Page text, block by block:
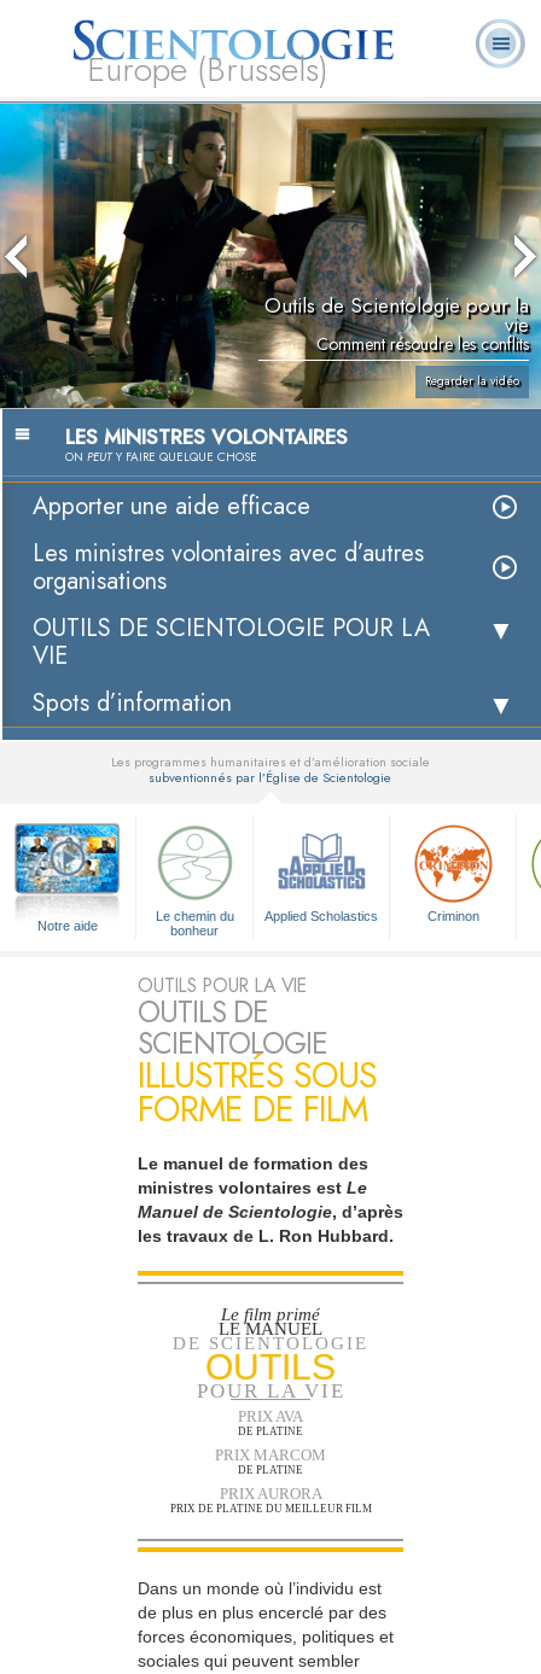
Europe (Brussels)
notre
sujet
L. Ron Hubbard
Qu’est-ce que la
Scientologie ?
Ministres
volontaires
Foire aux
questions
Livres
Outils de Scientologie pour la
vie
Comment résoudre les conflits
Regarder la vidéo
LES MINISTRES VOLONTAIRES
ON PEUTY FAIRE QUELQUE CHOSE
Apporter une aide efficace
Les ministres volontaires avec d’autres
organisations
OUTILS DE SCIENTOLOGIE POUR LA
VIE
Spots d’information
Les programmes humanitaires et d’amélioration sociale
subventionnés par l’Église de Scientologie
Notre aide
Le chemin du
bonheur
Applied Scholastics Criminon
OUTILS POUR LA VIE
OUTILS DE
SCIENTOLOGIE
ILLUSTRÉS SOUS
FORME DE FILM
Le manuel de formation des
ministres volontaires est Le
Manuel de Scientologie, d’après
les travaux de L. Ron Hubbard.
Le film primé
LE MANUEL
DE SCIENTOLOGIE
OUTILS
POUR LA VIE
PRIX AVA
DE PLATINE
PRIX MARCOM
DE PLATINE
PRIX AURORA
PRIX DE PLATINE DU MEILLEUR FILM
Dans un monde où l’individu est
de plus en plus encerclé par des
forces économiques, politiques et
sociales qui peuvent sembler